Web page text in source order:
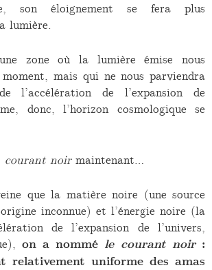
son éloignement se fera plus
lumière.
zone où la lumière émise nous
mais qui ne nous parviendra
l’accélération de l’expansion de
donc, l’horizon cosmologique se
courant noirmaintenant…
que la matière noire (une source
inconnue) et l’énergie noire (la
de l’expansion de l’univers,
on a nommé le courant noir:
relativement uniforme des amas